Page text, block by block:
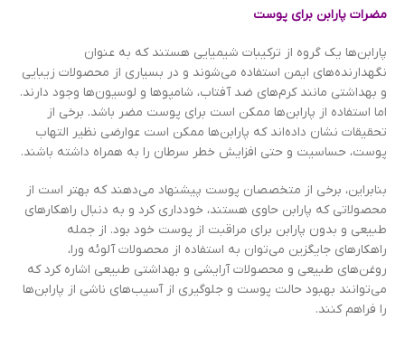
مضرات پارابن برای پوست
پارابن‌ها یک گروه از ترکیبات شیمیایی هستند که به عنوان
نگهدارنده‌های ایمن استفاده می‌شوند و در بسیاری از محصولات زیبایی
و بهداشتی مانند کرم‌های ضد آفتاب، شامپوها و لوسیون‌ها وجود دارند.
اما استفاده از پارابن‌ها ممکن است برای پوست مضر باشد. برخی از
تحقیقات نشان داده‌اند که پارابن‌ها ممکن است عوارضی نظیر التهاب
پوست، حساسیت و حتی افزایش خطر سرطان را به همراه داشته باشند.
بنابراین، برخی از متخصصان پوست پیشنهاد می‌دهند که بهتر است از
محصولاتی که پارابن حاوی هستند، خودداری کرد و به دنبال راهکارهای
طبیعی و بدون پارابن برای مراقبت از پوست خود بود. از جمله
راهکارهای جایگزین می‌توان به استفاده از محصولات آلوئه ورا،
روغن‌های طبیعی و محصولات آرایشی و بهداشتی طبیعی اشاره کرد که
می‌توانند بهبود حالت پوست و جلوگیری از آسیب‌های ناشی از پارابن‌ها
را فراهم کنند.